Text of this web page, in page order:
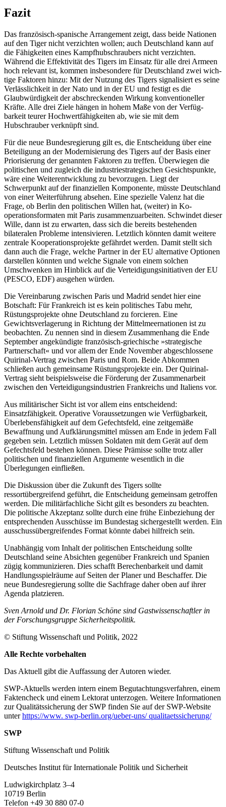
Fazit
Das französisch-spanische Arrangement zeigt, dass beide Nationen
auf den Tiger nicht verzichten wollen; auch Deutschland kann auf
die Fähigkeiten eines Kampf­hubschraubers nicht verzichten.
Während die Effek­tivität des Tigers im Einsatz für alle drei Armeen
hoch relevant ist, kommen insbesondere für Deutschland zwei wich­
tige Faktoren hinzu: Mit der Nutzung des Tigers signalisiert es seine
Verlässlichkeit in der Nato und in der EU und festigt es die
Glaubwürdigkeit der abschreckenden Wir­kung konventioneller
Kräfte. Alle drei Ziele hängen in hohem Maße von der Verfüg­
barkeit teurer Hochwertfähigkeiten ab, wie sie mit dem
Hubschrauber verknüpft sind.
Für die neue Bundesregierung gilt es, die Entscheidung über eine
Beteiligung an der Modernisierung des Tigers auf der Basis einer
Priorisierung der genannten Faktoren zu treffen. Über­wiegen die
politischen und zugleich die industriestrategischen Gesichts­punkte,
wäre eine Weiterentwicklung zu bevorzugen. Liegt der
Schwerpunkt auf der finan­ziellen Komponente, müsste Deutschland
von einer Weiterführung absehen. Eine spezielle Valenz hat die
Frage, ob Berlin den politischen Willen hat, (weiter) in Ko­
operationsformaten mit Paris zusammen­zuarbeiten. Schwindet dieser
Wille, dann ist zu erwarten, dass sich die bereits be­stehenden
bilateralen Probleme intensivieren. Letztlich könnten damit weitere
zen­trale Kooperationsprojekte gefährdet wer­den. Damit stellt sich
dann auch die Frage, welche Partner in der EU alternative Optio­nen
darstellen könnten und welche Signale von einem solchen
Umschwenken im Hin­blick auf die Verteidigungsinitiativen der EU
(PESCO, EDF) ausgehen würden.
Die Vereinbarung zwischen Paris und Madrid sendet hier eine
Botschaft: Für Frank­reich ist es kein politisches Tabu mehr,
Rüstungsprojekte ohne Deutschland zu for­cieren. Eine
Gewichtsverlagerung in Rich­tung der Mittelmeernationen ist zu
beob­achten. Zu nennen sind in diesem Zu­sammenhang die Ende
September angekün­digte französisch-griechische »strategische
Partnerschaft« und vor allem der Ende November abgeschlossene
Quirinal-Vertrag zwischen Paris und Rom. Beide Abkommen
schließen auch gemeinsame Rüstungs­projekte ein. Der Quirinal-
Vertrag sieht bei­spielsweise die Förderung der Zusammenarbeit
zwischen den Verteidigungs­indus­trien Frankreichs und Italiens vor.
Aus militärischer Sicht ist vor allem eins entscheidend:
Einsatzfähigkeit. Operative Voraussetzungen wie Verfügbarkeit,
Über­lebensfähigkeit auf dem Gefechtsfeld, eine zeitgemäße
Bewaffnung und Auf­klärungs­mittel müssen am Ende in jedem Fall
ge­geben sein. Letztlich müssen Soldaten mit dem Gerät auf dem
Gefechtsfeld bestehen können. Diese Prämisse sollte trotz aller
politischen und finanziellen Argumente wesentlich in die
Überlegungen einfließen.
Die Diskussion über die Zukunft des Tigers sollte
ressortübergreifend geführt, die Ent­schei­dung gemeinsam getroffen
werden. Die militärfachliche Sicht gilt es besonders zu beachten.
Die politische Ak­zeptanz sollte durch eine frühe Einbeziehung der
entsprechenden Ausschüsse im Bundestag sichergestellt werden. Ein
aus­schussübergreifendes Format könnte dabei hilfreich sein.
Unabhängig vom Inhalt der politischen Entscheidung sollte
Deutschland seine Ab­sichten gegenüber Frankreich und Spanien
zügig kommunizieren. Dies schafft Be­rechenbarkeit und damit
Handlungsspielräume auf Seiten der Planer und Beschaffer. Die
neue Bundesregierung sollte die Sach­frage daher oben auf ihrer
Agenda plat­zieren.
Sven Arnold und Dr. Florian Schöne sind Gastwissenschaftler in
der Forschungsgruppe Sicherheitspolitik.
© Stiftung Wissenschaft und Politik, 2022
Alle Rechte vorbehalten
Das Aktuell gibt die Auf­fassung der Autoren wieder.
SWP-Aktuells werden intern einem Begutachtungsverfah­ren, einem
Faktencheck und einem Lektorat unterzogen. Weitere Informationen
zur Qualitätssicherung der SWP finden Sie auf der SWP-Website
unterhttps://www. swp-berlin.org/ueber-uns/ qualitaetssicherung/
SWP
Stiftung Wissenschaft und Politik
Deutsches Institut für Internationale Politik und Sicherheit
Ludwigkirchplatz 3–4
10719 Berlin
Telefon +49 30 880 07-0